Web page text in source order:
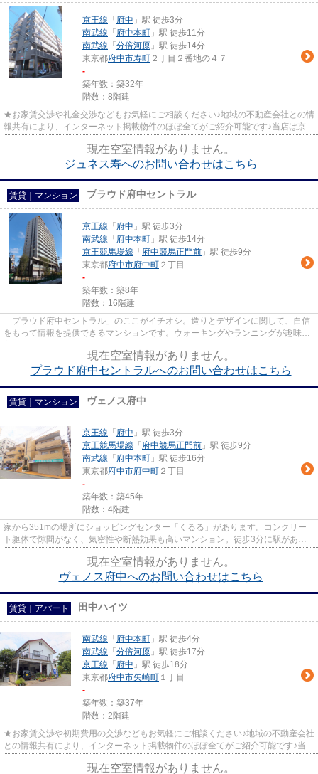
京王線 「 府中 」駅 徒歩3分
南武線 「 府中本町 」駅 徒歩11分
南武線 「 分倍河原 」駅 徒歩14分
東京都府中市寿町 ２丁目２番地の４７
-
築年数：築32年
階数：8階建
★お家賃交渉や礼金交渉などもお気軽にご相談ください♪地域の不動産会社との情
報共有により、インターネット掲載物件のほぼ全てがご紹介可能です♪当店は京王
現在空室情報がありません。
ジュネス寿へのお問い合わせはこちら
賃貸｜マンション プラウド府中セントラル
京王線 「 府中 」駅 徒歩3分
南武線 「 府中本町 」駅 徒歩14分
京王競馬場線 「 府中競馬正門前 」駅 徒歩9分
東京都府中市府中町 ２丁目
-
築年数：築8年
階数：16階建
「プラウド府中セントラル」のここがイチオシ。造りとデザインに関して、自信
をもって情報を提供できるマンションです。ウォーキングやランニングが趣味の
現在空室情報がありません。
プラウド府中セントラルへのお問い合わせはこちら
賃貸｜マンション ヴェノス府中
京王線 「 府中 」駅 徒歩3分
京王競馬場線 「 府中競馬正門前 」駅 徒歩9分
南武線 「 府中本町 」駅 徒歩16分
東京都府中市府中町 ２丁目
-
築年数：築45年
階数：4階建
家から351mの場所にショッピングセンター「くるる」があります。コンクリー
ト躯体で隙間がなく、気密性や断熱効果も高いマンション。徒歩3分に駅がある
現在空室情報がありません。
ヴェノス府中へのお問い合わせはこちら
賃貸｜アパート 田中ハイツ
南武線 「 府中本町 」駅 徒歩4分
南武線 「 分倍河原 」駅 徒歩17分
京王線 「 府中 」駅 徒歩18分
東京都府中市矢崎町 １丁目
-
築年数：築37年
階数：2階建
★お家賃交渉や初期費用の交渉などもお気軽にご相談ください♪地域の不動産会社
との情報共有により、インターネット掲載物件のほぼ全てがご紹介可能です♪当店
現在空室情報がありません。